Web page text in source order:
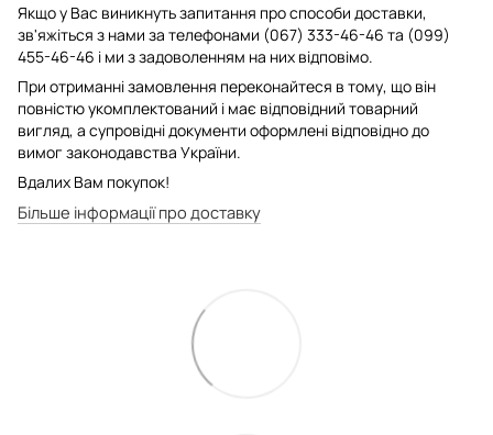
Якщо у Вас виникнуть запитання про способи доставки,
зв'яжіться з нами за телефонами (067) 333-46-46 та (099)
455-46-46 і ми з задоволенням на них відповімо.
При отриманні замовлення переконайтеся в тому, що він
повністю укомплектований і має відповідний товарний
вигляд, а супровідні документи оформлені відповідно до
вимог законодавства України.
Вдалих Вам покупок!
Більше інформації про доставку